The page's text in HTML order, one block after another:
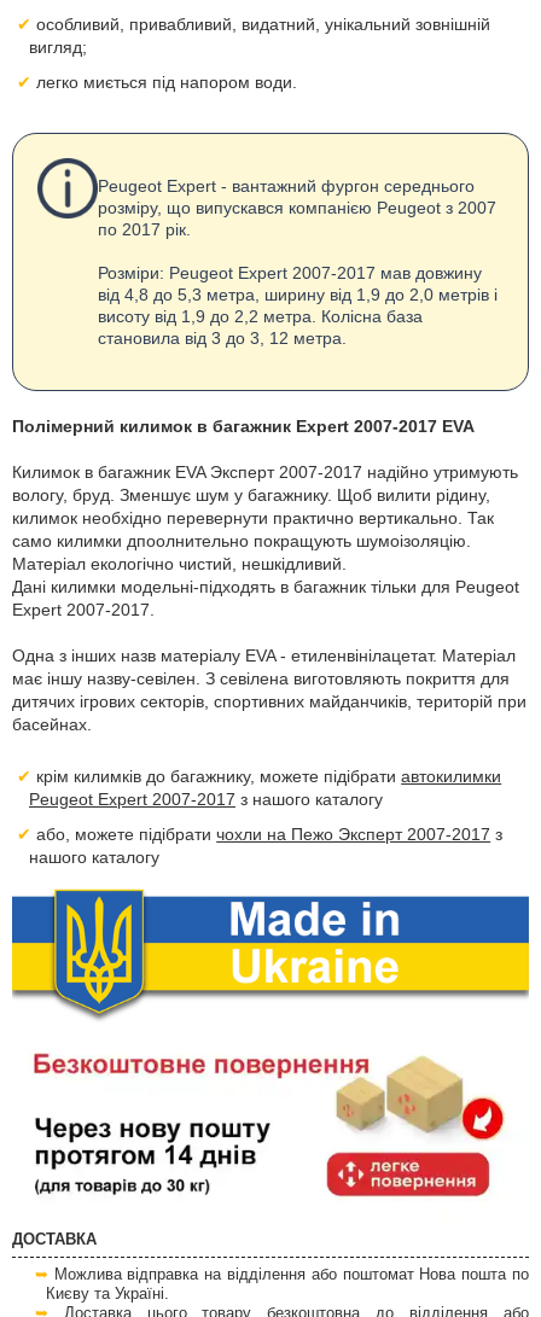
особливий, привабливий, видатний, унікальний зовнішній
вигляд;
легко миється під напором води.
Peugeot Expert - вантажний фургон середнього
розміру, що випускався компанією Peugeot з 2007
по 2017 рік.
Розміри: Peugeot Expert 2007-2017 мав довжину
від 4,8 до 5,3 метра, ширину від 1,9 до 2,0 метрів і
висоту від 1,9 до 2,2 метра. Колісна база
становила від 3 до 3, 12 метра.
Полімерний килимок в багажник Expert 2007-2017 EVA
Килимок в багажник EVA Эксперт 2007-2017 надійно утримують
вологу, бруд. Зменшує шум у багажнику. Щоб вилити рідину,
килимок необхідно перевернути практично вертикально. Так
само килимки дпоолнительно покращують шумоізоляцію.
Матеріал екологічно чистий, нешкідливий.
Дані килимки модельні-підходять в багажник тільки для Peugeot
Expert 2007-2017.
Одна з інших назв матеріалу EVA - етиленвінілацетат. Матеріал
має іншу назву-севілен. З севілена виготовляють покриття для
дитячих ігрових секторів, спортивних майданчиків, територій при
басейнах.
крім килимків до багажнику, можете підібратиавтокилимки
Peugeot Expert 2007-2017 з нашого каталогу
або, можете підібратичохли на Пежо Эксперт 2007-2017 з
нашого каталогу
ДОСТАВКА
Можлива відправка на відділення або поштомат Нова пошта по
Києву та Україні.
Доставка цього товару безкоштовна до відділення або